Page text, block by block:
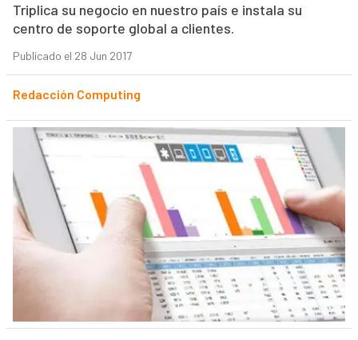
Triplica su negocio en nuestro país e instala su
centro de soporte global a clientes.
Publicado el 28 Jun 2017
Redacción Computing